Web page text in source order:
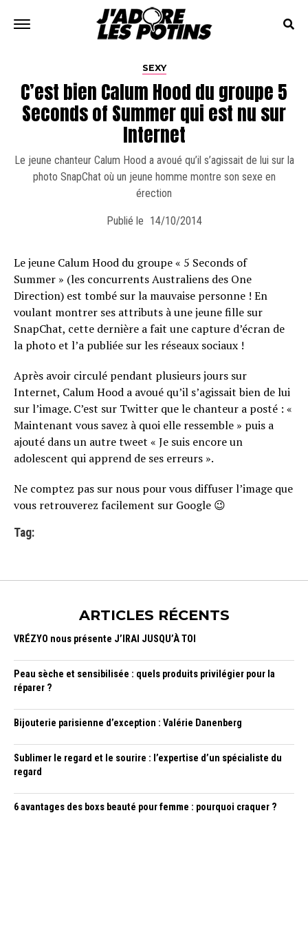
SEXY
C’est bien Calum Hood du groupe 5
Seconds of Summer qui est nu sur
Internet
Le jeune chanteur Calum Hood a avoué qu’il s’agissait de lui sur la
photo SnapChat où un jeune homme montre son sexe en
érection
Publié le 14/10/2014
Le jeune Calum Hood du groupe « 5 Seconds of
Summer » (les concurrents Australiens des One
Direction) est tombé sur la mauvaise personne ! En
voulant montrer ses attributs à une jeune fille sur
SnapChat, cette dernière a fait une capture d’écran de
la photo et l’a publiée sur les réseaux sociaux !
Après avoir circulé pendant plusieurs jours sur
Internet, Calum Hood a avoué qu’il s’agissait bien de lui
sur l’image. C’est sur Twitter que le chanteur a posté : «
Maintenant vous savez à quoi elle ressemble » puis a
ajouté dans un autre tweet « Je suis encore un
adolescent qui apprend de ses erreurs ».
Ne comptez pas sur nous pour vous diffuser l’image que
vous retrouverez facilement sur Google 😉
Tag:
ARTICLES RÉCENTS
VRÉZYO nous présente J’IRAI JUSQU’À TOI
Peau sèche et sensibilisée : quels produits privilégier pour la
réparer ?
Bijouterie parisienne d’exception : Valérie Danenberg
Sublimer le regard et le sourire : l’expertise d’un spécialiste du
regard
6 avantages des boxs beauté pour femme : pourquoi craquer ?